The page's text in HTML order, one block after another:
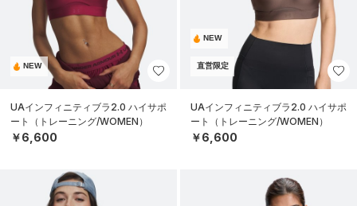
NEW
UAインフィニティブラ2.0 ハイサポ
ート（トレーニング/WOMEN）
￥6,600
NEW
直営限定
UAインフィニティブラ2.0 ハイサポ
ート（トレーニング/WOMEN）
￥6,600